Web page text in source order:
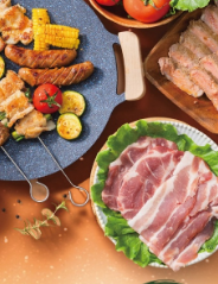
食安 共同購買